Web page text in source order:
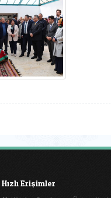
Hızlı Erişimler